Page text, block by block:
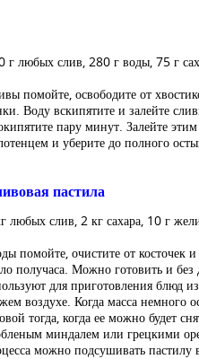
г любых слив, 280 г воды, 75 г
помойте, освободите от
Воду вскипятите и залейте
пару минут. Залейте
и уберите до полного
пастила
любых слив, 2 кг сахара, 10 г
помойте, очистите от косточек
получаса. Можно готовить и без
для приготовления блюд
воздухе. Когда масса немного
тогда, когда ее можно будет
миндалем или грецкими
можно подсушивать пастилу